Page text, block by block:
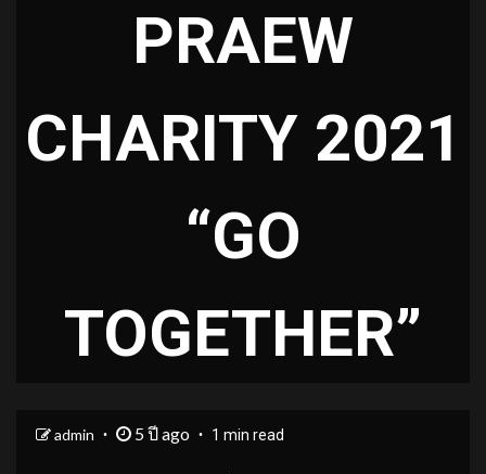
PRAEW
CHARITY 2021
“GO
TOGETHER”
admin 5 ปี ago 1 min read